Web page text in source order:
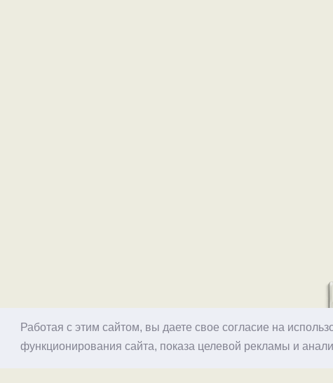
Работая с этим сайтом, вы даете свое согласие на
функционирования сайта, показа целевой рекламы и
© 1998–2026 Alex Exler